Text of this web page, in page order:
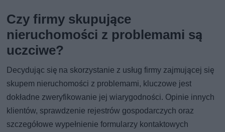
Czy firmy skupujące
nieruchomości z problemami są
uczciwe?
Decydując się na skorzystanie z usług firmy zajmującej się
skupem nieruchomości z problemami, kluczowe jest
dokładne zweryfikowanie jej wiarygodności. Opinie innych
klientów, sprawdzenie rejestrów gospodarczych oraz
szczegółowe wypełnienie formularzy kontaktowych